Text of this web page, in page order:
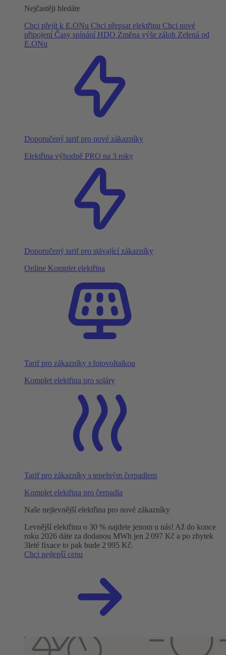
Nejčastěji hledáte
Chci přejít k E.ONu Chci přepsat elektřinu Chci nové
připojení Časy spínání HDO Změna výše záloh Zelená od
E.ONu
Doporučený tarif pro nové zákazníky
Elektřina výhodně PRO na 3 roky
Doporučený tarif pro stávající zákazníky
Online Komplet elektřina
Tarif pro zákazníky s fotovoltaikou
Komplet elektřina pro soláry
Tarif pro zákazníky s tepelným čerpadlem
Komplet elektřina pro čerpadla
Naše nejlevnější elektřina pro nové zákazníky
Levnější elektřinu o 30 % najdete jenom u nás! Až do konce
roku 2026 dáte za dodanou MWh jen 2 097 Kč a po zbytek
3leté fixace to pak bude 2 995 Kč.
Chci nejlepší cenu